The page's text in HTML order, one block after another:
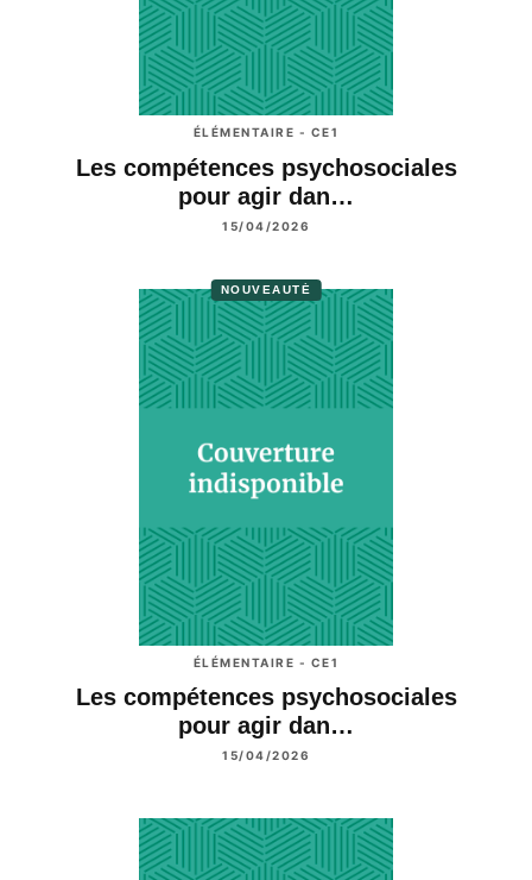
ÉLÉMENTAIRE - CE1
Les compétences psychosociales
pour agir dan…
15/04/2026
NOUVEAUTÉ
ÉLÉMENTAIRE - CE1
Les compétences psychosociales
pour agir dan…
15/04/2026